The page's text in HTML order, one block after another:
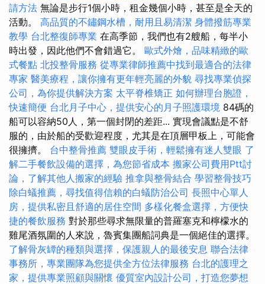
請方法 無論是步行1個小時，租金幾個小時，甚至是全天的
活動。 高品質的不鏽鋼水槽，耐用且易清潔 身體撥筋專業
教學 台北整復師專業 在高季節，我們也有2艘船，每半小
時出發，因此他們不會錯過它。 歐式外燴，品味精緻的歐
式餐點 北投整骨服務 從專業律師推薦中找到最適合的法律
專家 醫美療程，讓你擁有更年輕亮麗的外貌 尋找專業偵探
公司，為你提供解決方案 太平脊椎矯正 如何辦理台胞證，
快速簡便 台北月子中心，提供安心的月子照護環境 84碼的
船可以容納50人，第一個封閉的差距... 實現會議點是不舒
服的，由於船的受歡迎程度，尤其是在頂層甲板上，可能會
很擁擠。 台中整骨推薦 雙眼皮手術，輕鬆擁有迷人雙眼 了
解二手餐飲設備的選擇，為您節省成本 搬家公司費用Ptt討
論，了解其他人搬家的經驗 推拿與整骨結合 學習整骨技巧
除白蟻推薦，尋找值得信賴的白蟻防治公司 長照中心單人
房，提供私密且舒適的居住空間 多樣化餐盒選擇，方便快
捷的餐飲服務 對於那些尋求無限量的普羅塞克和檸檬水的
雞尾酒氛圍的人來說，魯賓集團船詞典是一個絕佳的選擇。
了解骨灰罈的種類與選擇，保護親人的最後安息 聯合法律
事務所，專業團隊為您提供全方位法律服務 台北的護理之
家，提供專業照顧與關懷 優質室內設計公司，打造您夢想